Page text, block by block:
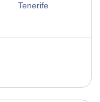
Tenerife